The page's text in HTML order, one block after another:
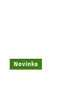
Novinka